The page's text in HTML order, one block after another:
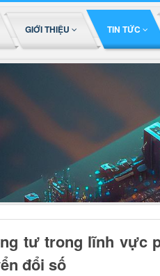
GIỚI THIỆU TIN TỨC
tư trong lĩnh vực
đổi số